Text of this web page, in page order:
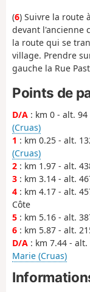
(6) Suivre la route
devant l'ancienne
la route qui se
village. Prendre
gauche la Rue
Points de
D/A : km 0 - alt.
(Cruas)
1 : km 0.25 - alt.
(Cruas)
2 : km 1.97 - alt.
3 : km 3.14 - alt.
4 : km 4.17 - alt.
Côte
5 : km 5.16 - alt.
6 : km 5.87 - alt.
D/A : km 7.44 -
Marie (Cruas)